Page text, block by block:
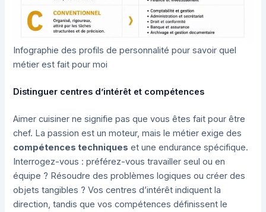
Infographie des profils de personnalité pour savoir quel
métier est fait pour moi
Distinguer centres d’intérêt et compétences
Aimer cuisiner ne signifie pas que vous êtes fait pour être
chef. La passion est un moteur, mais le métier exige des
compétences techniques et une endurance spécifique.
Interrogez-vous : préférez-vous travailler seul ou en
équipe ? Résoudre des problèmes logiques ou créer des
objets tangibles ? Vos centres d’intérêt indiquent la
direction, tandis que vos compétences définissent le